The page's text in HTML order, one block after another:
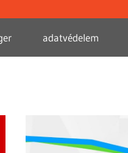
adatvédelem